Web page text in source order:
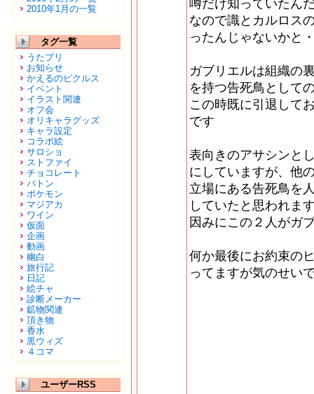
2010年1月の一覧
タグ一覧
うたプリ
お知らせ
かえるのピクルス
イベント
イラスト関連
オフ会
オリキャラグッズ
キャラ設定
コラボ絵
サロショ
ストファイ
チョコレート
バトン
ポケモン
マジアカ
ワイン
仮面
企画
動画
幽白
旅行記
日記
絵チャ
診断メーカー
鉱物関連
頂き物
香水
黒ウィズ
４コマ
ユーザーRSS
噂だけ知っていたん
なので識とカルロス
ったんじゃないかと
ガブリエルは組織の
を持つ告死鳥として
この時既に引退して
です
表向きのアサシンと
にしていますが、他
立場にある告死鳥を
していたと思われま
因みにこの２人がガ
何か最後にお約束の
ってますが気のせい